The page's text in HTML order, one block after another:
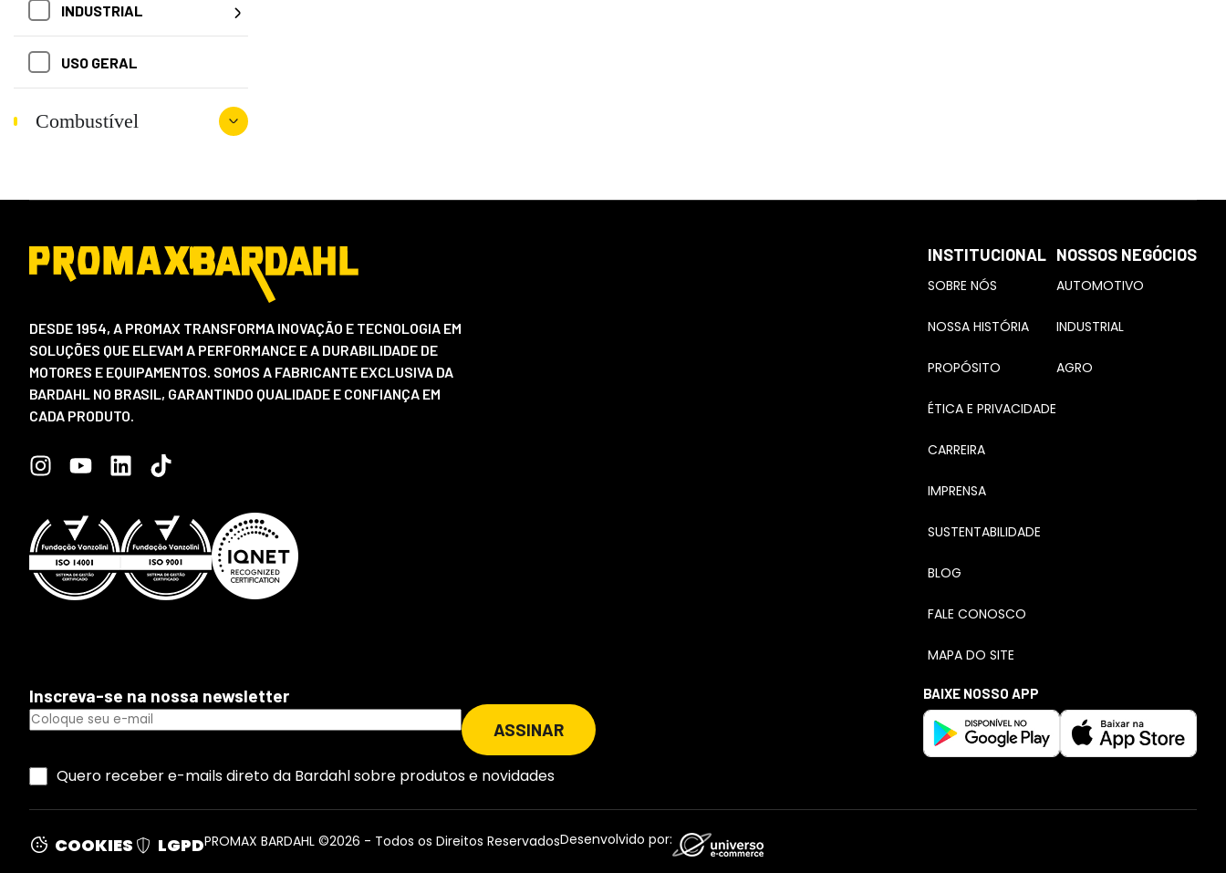
INDUSTRIAL
ADITIVOS DE
ADITIVOS PARA
ADITIVOS PARA RADIADOR
AGRÍCOLA
ALIMENTÍCIA
FLUIDO
FLUIDO DE CORTE
INTEGRAL
FLUIDO DE CORTE
GRÁFICA
LUBRIFICANTES
USO GERAL
Combustível
DESDE 1954, A PROMAX TRANSFORMA INOVAÇÃO E TECNOLOGIA EM
SOLUÇÕES QUE ELEVAM A PERFORMANCE E A DURABILIDADE DE
MOTORES E EQUIPAMENTOS. SOMOS A FABRICANTE EXCLUSIVA DA
BARDAHL NO BRASIL, GARANTINDO QUALIDADE E CONFIANÇA EM
CADA PRODUTO.
INSTITUCIONAL
SOBRE NÓS
NOSSA HISTÓRIA
PROPÓSITO
ÉTICA E PRIVACIDADE
CARREIRA
IMPRENSA
SUSTENTABILIDADE
BLOG
FALE CONOSCO
MAPA DO SITE
NOSSOS NEGÓCIOS
AUTOMOTIVO
INDUSTRIAL
AGRO
Inscreva-se na nossa newsletter
Quero receber e-mails direto da Bardahl sobre produtos e novidades
BAIXE NOSSO APP
COOKIES LGPDPROMAX BARDAHL ©2026 - Todos os Direitos ReservadosDesenvolvido por: